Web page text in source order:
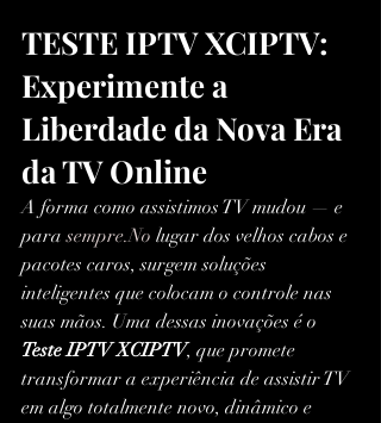
TESTE IPTV XCIPTV:
Experimente a
Liberdade da Nova Era
da TV Online
A forma como assistimos TV mudou — e
para sempre.No lugar dos velhos cabos e
pacotes caros, surgem soluções
inteligentes que colocam o controle nas
suas mãos. Uma dessas inovações é o
Teste IPTV XCIPTV, que promete
transformar a experiência de assistir TV
em algo totalmente novo, dinâmico e